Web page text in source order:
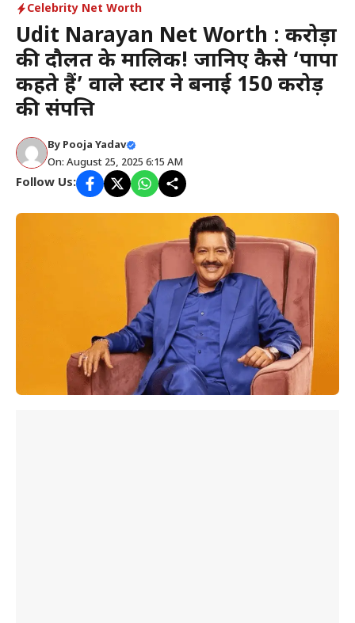
Celebrity Net Worth
Udit Narayan Net Worth : करोड़ों
की दौलत के मालिक! जानिए कैसे ‘पापा
कहते हैं’ वाले स्टार ने बनाई 150 करोड़
की संपत्ति
By Pooja Yadav
On: August 25, 2025 6:15 AM
Follow Us: